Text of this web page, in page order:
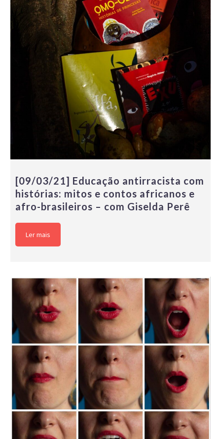
[09/03/21] Educação antirracista com
histórias: mitos e contos africanos e
afro-brasileiros – com Giselda Perê
Ler mais